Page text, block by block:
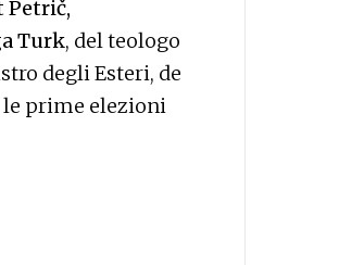
Petrič,
Turk, del teologo
degli Esteri, de
le prime elezioni